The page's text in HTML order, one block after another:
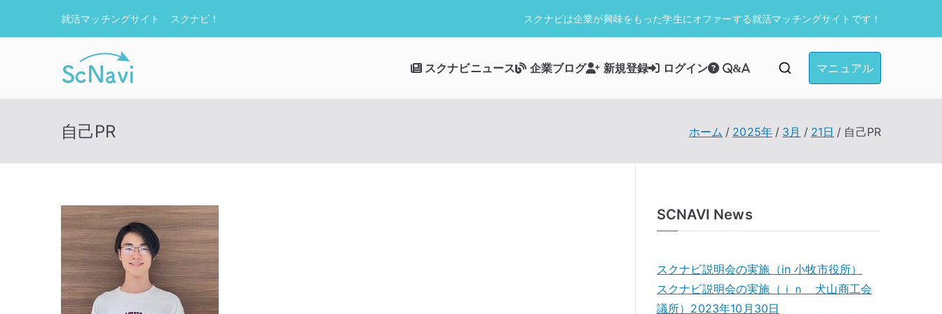
就活マッチングサイト スクナビ！ スクナビは企業が興味をもった学生にオファーする就活マッチングサイトです！
スクナビニュース 企業ブログ 新規登録 ログイン Q&A マニュアル
自己PR ホーム 2025年 3月 21日 自己PR
SCNAVI News
スクナビ説明会の実施（in 小牧市役所）
スクナビ説明会の実施（ｉｎ 犬山商工会
議所）2023年10月30日